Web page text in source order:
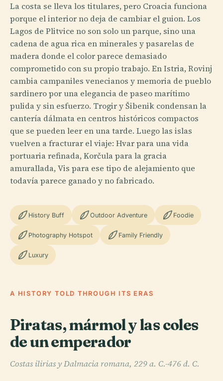
La costa se lleva los titulares, pero Croacia funciona
porque el interior no deja de cambiar el guion. Los
Lagos de Plitvice no son solo un parque, sino una
cadena de agua rica en minerales y pasarelas de
madera donde el color parece demasiado
comprometido con su propio trabajo. En Istria, Rovinj
cambia campaniles venecianos y memoria de pueblo
sardine­ro por una elegancia de paseo marítimo
pulida y sin esfuerzo. Trogir y Šibenik condensan la
cantería dálmata en centros históricos compactos
que se pueden leer en una tarde. Luego las islas
vuelven a fracturar el viaje: Hvar para una vida
portuaria refinada, Korčula para la gracia
amurallada, Vis para ese tipo de alejamiento que
todavía parece ganado y no fabricado.
History Buff Outdoor Adventure Foodie
Photography Hotspot Family Friendly
Luxury
A HISTORY TOLD THROUGH ITS ERAS
Piratas, mármol y las coles
de un emperador
Costas ilirias y Dalmacia romana, 229 a. C.-476 d. C.